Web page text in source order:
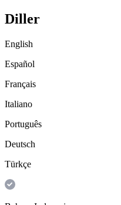
Diller
English
Español
Français
Italiano
Português
Deutsch
Türkçe